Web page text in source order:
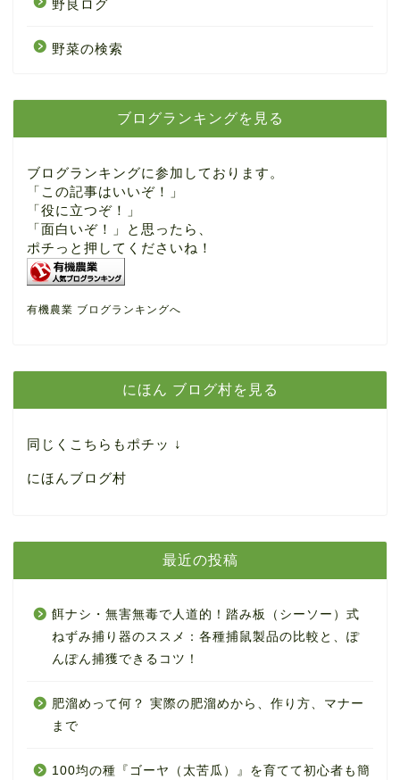
野良ログ
野菜の検索
ブログランキングを見る
ブログランキングに参加しております。
「この記事はいいぞ！」
「役に立つぞ！」
「面白いぞ！」と思ったら、
ポチっと押してくださいね！
有機農業 ブログランキングへ
にほん ブログ村を見る
同じくこちらもポチッ ↓
にほんブログ村
最近の投稿
餌ナシ・無害無毒で人道的！踏み板（シーソー）式
ねずみ捕り器のススメ：各種捕鼠製品の比較と、ぽ
んぽん捕獲できるコツ！
肥溜めって何？ 実際の肥溜めから、作り方、マナー
まで
100均の種『ゴーヤ（太苦瓜）』を育てて初心者も簡